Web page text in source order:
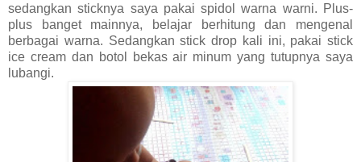
sedangkan sticknya saya pakai spidol warna warni. Plus-
plus banget mainnya, belajar berhitung dan mengenal
berbagai warna. Sedangkan stick drop kali ini, pakai stick
ice cream dan botol bekas air minum yang tutupnya saya
lubangi.